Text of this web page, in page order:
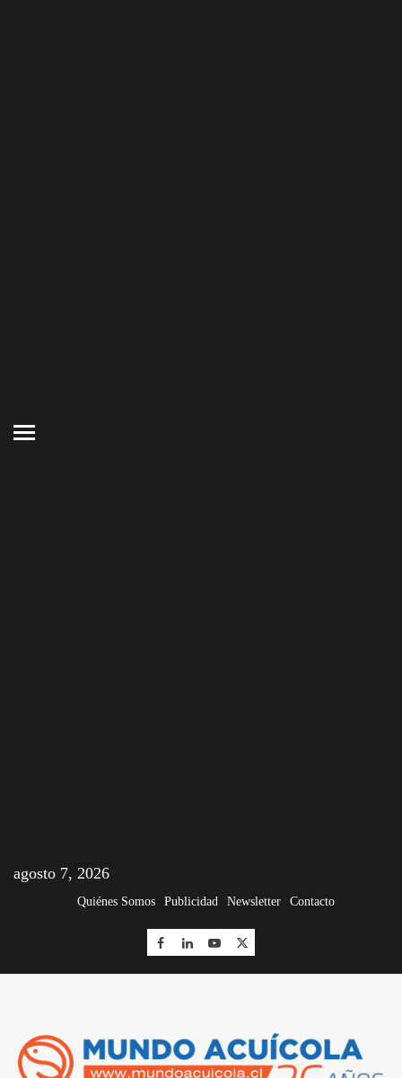
agosto 7, 2026
Quiénes Somos Publicidad Newsletter Contacto